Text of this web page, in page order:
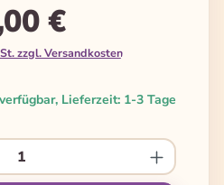
€
zzgl. Versandkosten
Lieferzeit: 1-3 Tage
Gib den gewünschten